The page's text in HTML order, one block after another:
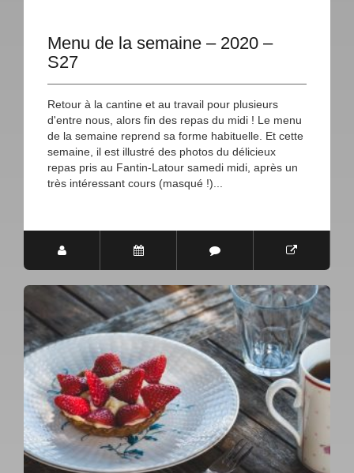
Menu de la semaine – 2020 –
S27
Retour à la cantine et au travail pour plusieurs
d'entre nous, alors fin des repas du midi ! Le menu
de la semaine reprend sa forme habituelle. Et cette
semaine, il est illustré des photos du délicieux
repas pris au Fantin-Latour samedi midi, après un
très intéressant cours (masqué !)...